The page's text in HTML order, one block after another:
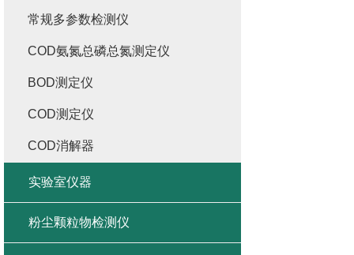
常规多参数检测仪
COD氨氮总磷总氮测定仪
BOD测定仪
COD测定仪
COD消解器
实验室仪器
粉尘颗粒物检测仪